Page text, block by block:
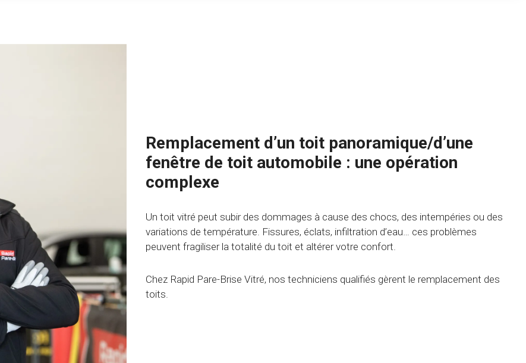
Remplacement d’un toit panoramique/d’une
fenêtre de toit automobile : une opération
complexe
Un toit vitré peut subir des dommages à cause des chocs, des intempéries ou des
variations de température. Fissures, éclats, infiltration d’eau… ces problèmes
peuvent fragiliser la totalité du toit et altérer votre confort.
Chez Rapid Pare-Brise Vitré, nos techniciens qualifiés gèrent le remplacement des
toits.